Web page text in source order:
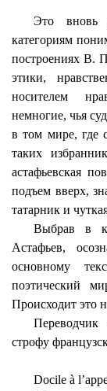
Это вновь
категориям
построениях В.
этики,
носителем
немногие, чья
в том мире, где
таких
астафьевская
подъем вверх,
татарник и
Выбрав в
Астафьев,
основному
поэтический
Происходит это
строфу
Docile à